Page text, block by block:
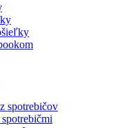
spotrebičov